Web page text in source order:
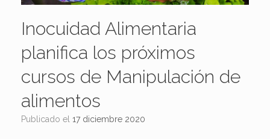
Inocuidad Alimentaria
planifica los próximos
cursos de Manipulación de
alimentos
Publicado el 17 diciembre 2020